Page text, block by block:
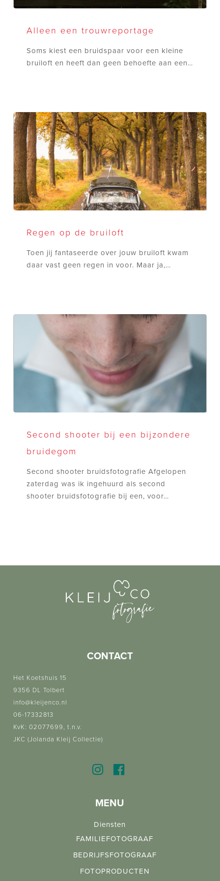
Alleen een trouwreportage
Soms kiest een bruidspaar voor een kleine
bruiloft en heeft dan geen behoefte aan een…
bruiloft
Regen op de bruiloft
Toen jij fantaseerde over jouw bruiloft kwam
daar vast geen regen in voor. Maar ja,…
shooter
bijzondere
bruidegom
Second shooter bij een bijzondere
bruidegom
Second shooter bruidsfotografie Afgelopen
zaterdag was ik ingehuurd als second
shooter bruidsfotografie bij een, voor…
CONTACT
Het Koetshuis 15
9356 DL Tolbert
info@kleijenco.nl
06-17332813
KvK: 02077699, t.n.v.
JKC (Jolanda Kleij Collectie)
MENU
Diensten
FAMILIEFOTOGRAAF
BEDRIJFSFOTOGRAAF
FOTOPRODUCTEN